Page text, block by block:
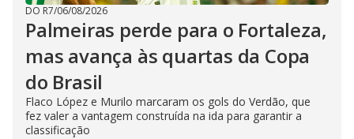
DO R7/06/08/2026
Palmeiras perde para o Fortaleza,
mas avança às quartas da Copa
do Brasil
Flaco López e Murilo marcaram os gols do Verdão, que
fez valer a vantagem construída na ida para garantir a
classificação